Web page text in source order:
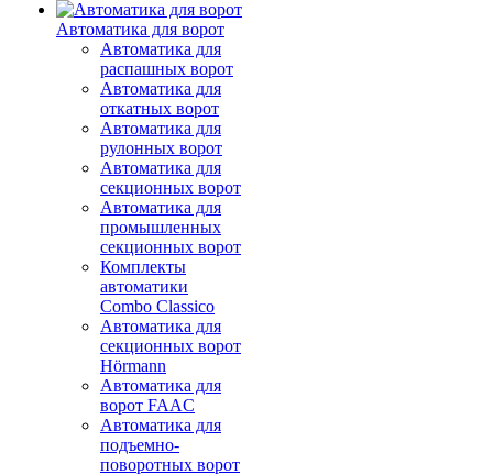
Автоматика для ворот
Автоматика для
распашных ворот
Автоматика для
откатных ворот
Автоматика для
рулонных ворот
Автоматика для
секционных ворот
Автоматика для
промышленных
секционных ворот
Комплекты
автоматики
Combo Classico
Автоматика для
секционных ворот
Hörmann
Автоматика для
ворот FAAC
Автоматика для
подъемно-
поворотных ворот